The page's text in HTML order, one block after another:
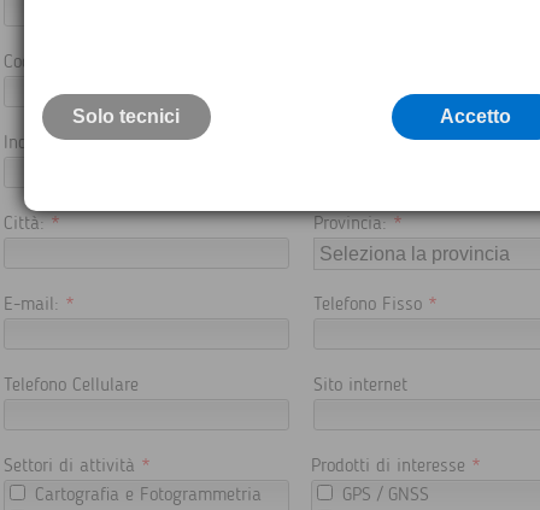
Codice Fiscale:
Indirizzo:*
Città:* Provincia:*
E-mail: * Telefono Fisso *
Telefono Cellulare Sito internet
Settori di attività *
Cartografia e Fotogrammetria
Prodotti di interesse *
GPS / GNSS
Solo tecnici Accetto